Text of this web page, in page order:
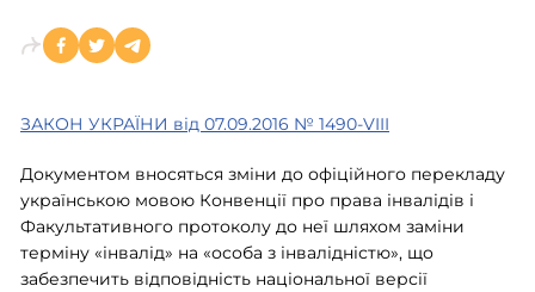
ЗАКОН УКРАЇНИ від 07.09.2016 № 1490-VIII
Документом вносяться зміни до офіційного перекладу
українською мовою Конвенції про права інвалідів і
Факультативного протоколу до неї шляхом заміни
терміну «інвалід» на «особа з інвалідністю», що
забезпечить відповідність національної версії